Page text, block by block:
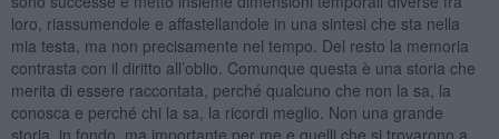
loro, riassumendole e affastellandole in una sintesi che sta nella
mia testa, ma non precisamente nel tempo. Del resto la memoria
contrasta con il diritto all’oblio. Comunque questa è una storia che
merita di essere raccontata, perché qualcuno che non la sa, la
conosca e perché chi la sa, la ricordi meglio. Non una grande
storia, in fondo, ma importante per me e quelli che si trovarono a